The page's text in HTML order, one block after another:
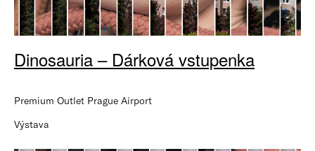
Dinosauria – Dárková vstupenka
Premium Outlet Prague Airport
Výstava